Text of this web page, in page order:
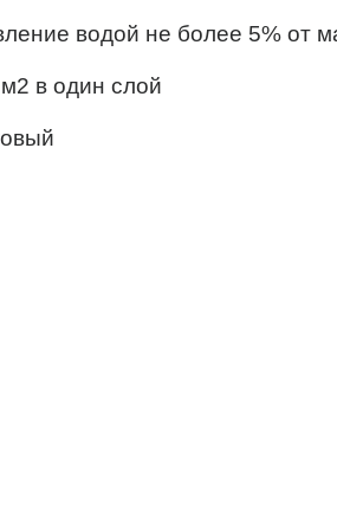
водой не более 5% от
в один слой